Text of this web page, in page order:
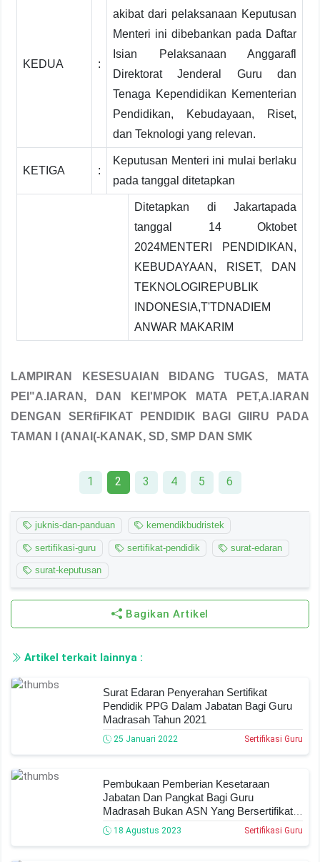
KEDUA :
akibat dari pelaksanaan Keputusan
Menteri ini dibebankan pada Daftar
Isian Pelaksanaan Anggarafl
Direktorat Jenderal Guru dan
Tenaga Kependidikan Kementerian
Pendidikan, Kebudayaan, Riset,
dan Teknologi yang relevan.
KETIGA :
Keputusan Menteri ini mulai berlaku
pada tanggal ditetapkan
Ditetapkan di Jakartapada
tanggal 14 Oktobet
2024MENTERI PENDIDIKAN,
KEBUDAYAAN, RISET, DAN
TEKNOLOGIREPUBLIK
INDONESIA,T'TDNADIEM
ANWAR MAKARIM
LAMPIRAN KESESUAIAN BIDANG TUGAS, MATA
PEI"A.IARAN, DAN KEI'MPOK MATA PET,A.IARAN
DENGAN SERfiFIKAT PENDIDIK BAGI GIIRU PADA
TAMAN I (ANAI(-KANAK, SD, SMP DAN SMK
1 2 3 4 5 6
juknis-dan-panduan kemendikbudristek
sertifikasi-guru sertifikat-pendidik surat-edaran
surat-keputusan
Bagikan Artikel
Artikel terkait lainnya :
Surat Edaran Penyerahan Sertifikat
Pendidik PPG Dalam Jabatan Bagi Guru
Madrasah Tahun 2021
25 Januari 2022 Sertifikasi Guru
Pembukaan Pemberian Kesetaraan
Jabatan Dan Pangkat Bagi Guru
Madrasah Bukan ASN Yang Bersertifikat
Pendidik Tahun 2023
18 Agustus 2023 Sertifikasi Guru